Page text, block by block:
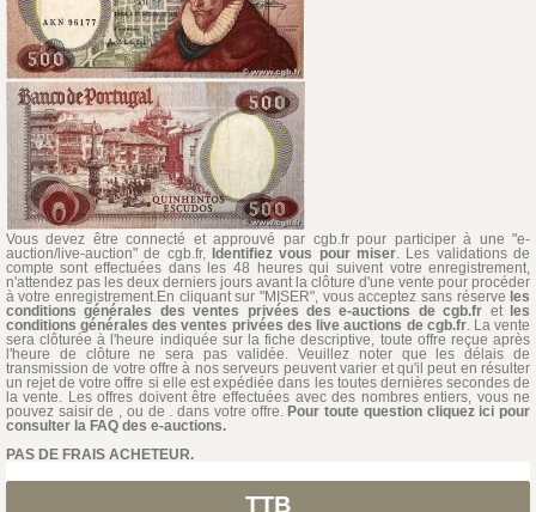
Vous devez être connecté et approuvé par cgb.fr pour participer à une "e-
auction/live-auction" de cgb.fr, Identifiez vous pour miser. Les validations de
compte sont effectuées dans les 48 heures qui suivent votre enregistrement,
n'attendez pas les deux derniers jours avant la clôture d'une vente pour procéder
à votre enregistrement.En cliquant sur "MISER", vous acceptez sans réserve les
conditions générales des ventes privées des e-auctions de cgb.fr et les
conditions générales des ventes privées des live auctions de cgb.fr. La vente
sera clôturée à l'heure indiquée sur la fiche descriptive, toute offre reçue après
l'heure de clôture ne sera pas validée. Veuillez noter que les délais de
transmission de votre offre à nos serveurs peuvent varier et qu'il peut en résulter
un rejet de votre offre si elle est expédiée dans les toutes dernières secondes de
la vente. Les offres doivent être effectuées avec des nombres entiers, vous ne
pouvez saisir de , ou de . dans votre offre. Pour toute question cliquez ici pour
consulter la FAQ des e-auctions.
PAS DE FRAIS ACHETEUR.
TTB